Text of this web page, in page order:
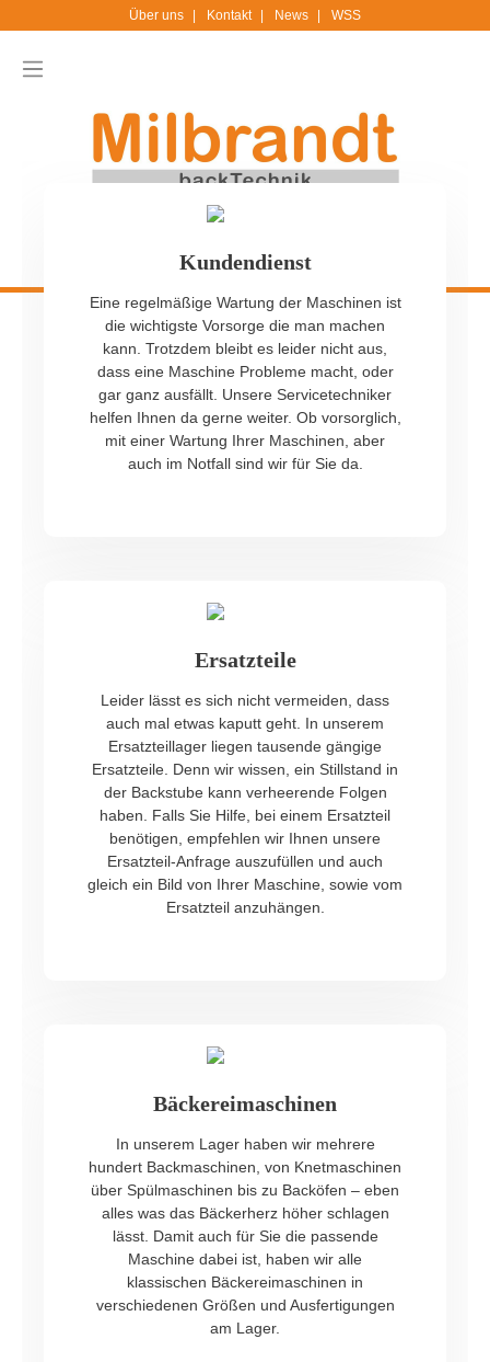
Über uns Kontakt News WSS
Kundendienst
Eine regelmäßige Wartung der Maschinen ist
die wichtigste Vorsorge die man machen
kann. Trotzdem bleibt es leider nicht aus,
dass eine Maschine Probleme macht, oder
gar ganz ausfällt. Unsere Servicetechniker
helfen Ihnen da gerne weiter. Ob vorsorglich,
mit einer Wartung Ihrer Maschinen, aber
auch im Notfall sind wir für Sie da.
Ersatzteile
Leider lässt es sich nicht vermeiden, dass
auch mal etwas kaputt geht. In unserem
Ersatzteillager liegen tausende gängige
Ersatzteile. Denn wir wissen, ein Stillstand in
der Backstube kann verheerende Folgen
haben. Falls Sie Hilfe, bei einem Ersatzteil
benötigen, empfehlen wir Ihnen unsere
Ersatzteil-Anfrage auszufüllen und auch
gleich ein Bild von Ihrer Maschine, sowie vom
Ersatzteil anzuhängen.
Bäckereimaschinen
In unserem Lager haben wir mehrere
hundert Backmaschinen, von Knetmaschinen
über Spülmaschinen bis zu Backöfen – eben
alles was das Bäckerherz höher schlagen
lässt. Damit auch für Sie die passende
Maschine dabei ist, haben wir alle
klassischen Bäckereimaschinen in
verschiedenen Größen und Ausfertigungen
am Lager.